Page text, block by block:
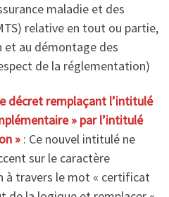
maladie et des
relative en tout ou partie,
et au démontage des
de la réglementation)
décret remplaçant l’intitulé
» par l’intitulé
» : Ce nouvel intitulé ne
sur le caractère
travers le mot « certificat